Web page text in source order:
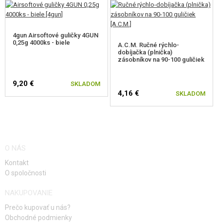
4gun Airsoftové guličky 4GUN
0,25g 4000ks - biele
9,20 € SKLADOM
A.C.M. Ručné rýchlo-
dobíjačka (plnička)
zásobníkov na 90-100 guličiek
4,16 € SKLADOM
O NÁS
Kontakt
O spoločnosti
NAKUPOVANIE
Prečo kupovať u nás?
Obchodné podmienky